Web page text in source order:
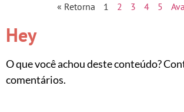
« Retorna 1 2 3 4 5
Hey
O que você achou deste conteúdo?
comentários.